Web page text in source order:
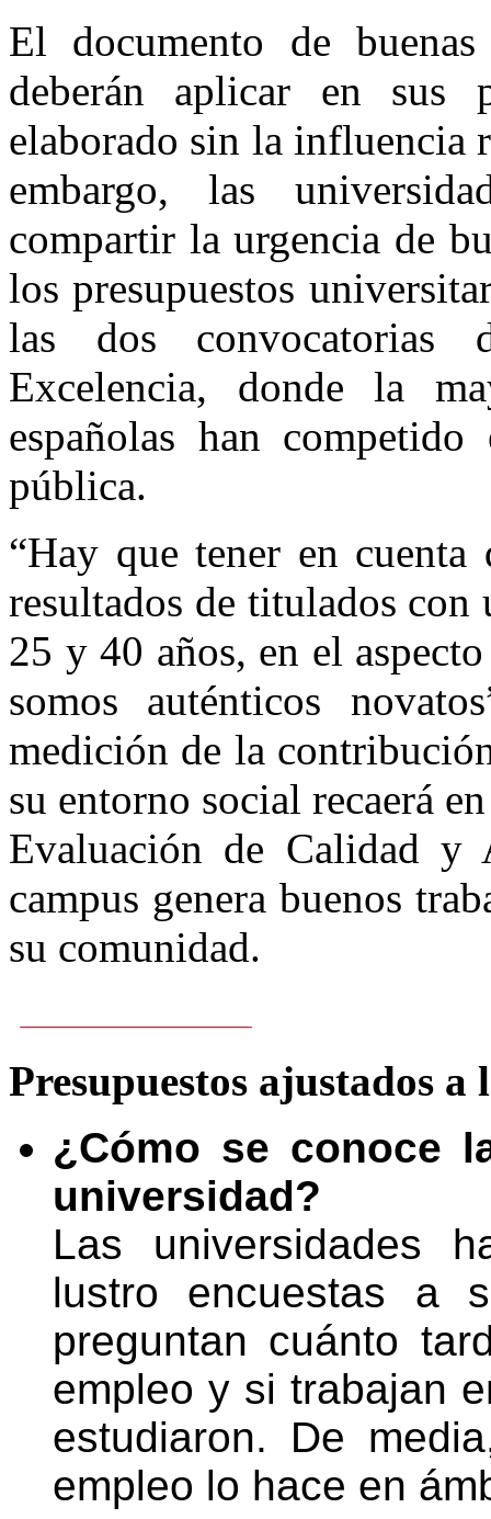
El documento de
deberán aplicar en sus
elaborado sin la influencia
embargo, las
compartir la urgencia de
los presupuestos
las dos convocatorias
Excelencia, donde la
españolas han
pública.
“Hay que tener en cuenta
resultados de titulados
25 y 40 años, en el
somos auténticos
medición de la
su entorno social recaerá
Evaluación de Calidad y
campus genera buenos
su comunidad.
Presupuestos ajustados a
¿Cómo se conoce
universidad?
Las universidades
lustro encuestas a
preguntan cuánto
empleo y si trabajan
estudiaron. De
empleo lo hace en